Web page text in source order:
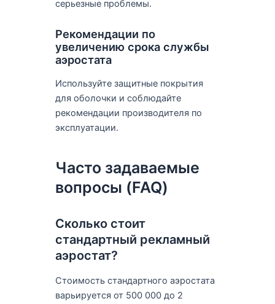
серьезные проблемы.
Рекомендации по
увеличению срока службы
аэростата
Используйте защитные покрытия
для оболочки и соблюдайте
рекомендации производителя по
эксплуатации.
Часто задаваемые
вопросы (FAQ)
Сколько стоит
стандартный рекламный
аэростат?
Стоимость стандартного аэростата
варьируется от 500 000 до 2